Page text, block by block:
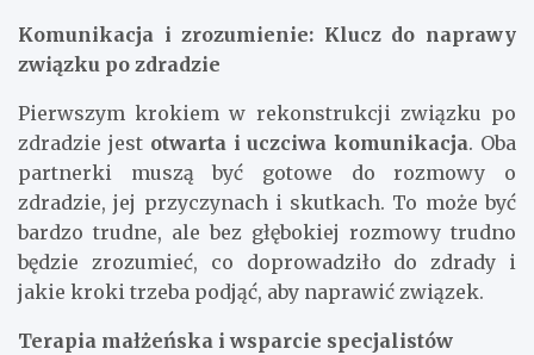
Komunikacja i zrozumienie: Klucz do naprawy
związku po zdradzie
Pierwszym krokiem w rekonstrukcji związku po
zdradzie jest otwarta i uczciwa komunikacja. Oba
partnerki muszą być gotowe do rozmowy o
zdradzie, jej przyczynach i skutkach. To może być
bardzo trudne, ale bez głębokiej rozmowy trudno
będzie zrozumieć, co doprowadziło do zdrady i
jakie kroki trzeba podjąć, aby naprawić związek.
Terapia małżeńska i wsparcie specjalistów